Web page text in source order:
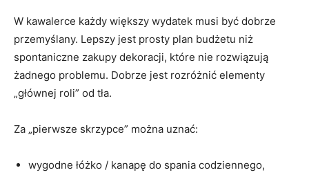
W kawalerce każdy większy wydatek musi być dobrze
przemyślany. Lepszy jest prosty plan budżetu niż
spontaniczne zakupy dekoracji, które nie rozwiązują
żadnego problemu. Dobrze jest rozróżnić elementy
„głównej roli” od tła.
Za „pierwsze skrzypce” można uznać:
wygodne łóżko / kanapę do spania codziennego,